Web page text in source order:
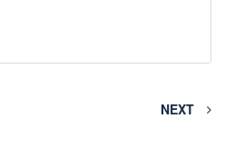
NEXT